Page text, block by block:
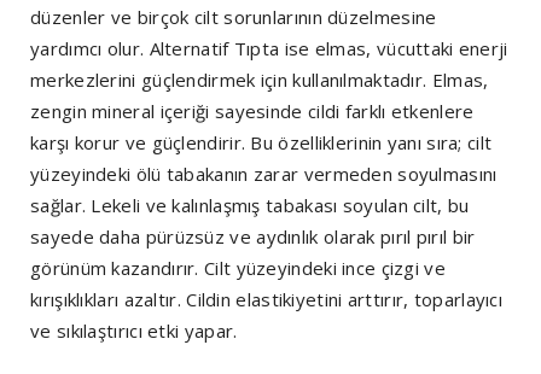
düzenler ve birçok cilt sorunlarının düzelmesine
yardımcı olur. Alternatif Tıpta ise elmas, vücuttaki enerji
merkezlerini güçlendirmek için kullanılmaktadır. Elmas,
zengin mineral içeriği sayesinde cildi farklı etkenlere
karşı korur ve güçlendirir. Bu özelliklerinin yanı sıra; cilt
yüzeyindeki ölü tabakanın zarar vermeden soyulmasını
sağlar. Lekeli ve kalınlaşmış tabakası soyulan cilt, bu
sayede daha pürüzsüz ve aydınlık olarak pırıl pırıl bir
görünüm kazandırır. Cilt yüzeyindeki ince çizgi ve
kırışıklıkları azaltır. Cildin elastikiyetini arttırır, toparlayıcı
ve sıkılaştırıcı etki yapar.